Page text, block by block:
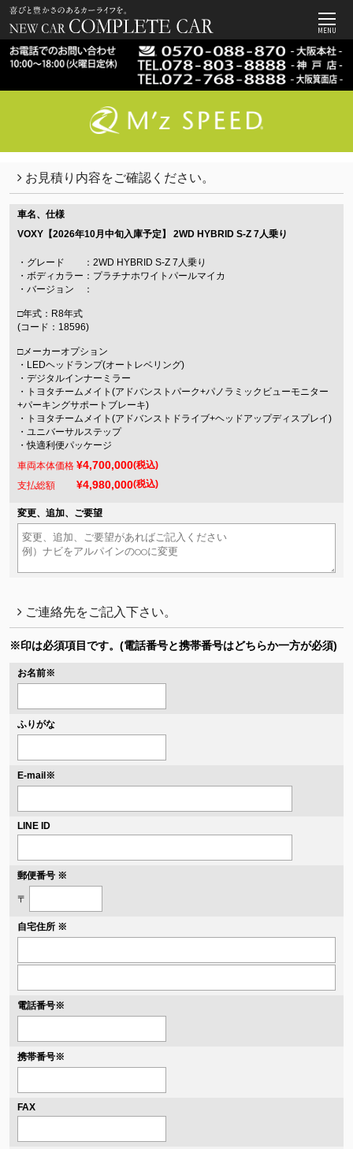
MENU
お見積り内容をご確認ください。
車名、仕様
VOXY【2026年10月中旬入庫予定】 2WD HYBRID S-Z 7人乗り
・グレード ：2WD HYBRID S-Z 7人乗り
・ボディカラー：プラチナホワイトパールマイカ
・バージョン ：
□年式：R8年式
(コード：18596)
□メーカーオプション
・LEDヘッドランプ(オートレベリング)
・デジタルインナーミラー
・トヨタチームメイト(アドバンストパーク+パノラミックビューモニター
+パーキングサポートブレーキ)
・トヨタチームメイト(アドバンストドライブ+ヘッドアップディスプレイ)
・ユニバーサルステップ
・快適利便パッケージ
車両本体価格 ¥4,700,000(税込)
支払総額 ¥4,980,000(税込)
変更、追加、ご要望
ご連絡先をご記入下さい。
※印は必須項目です。 (電話番号と携帯番号はどちらか一方が必須)
お名前※
ふりがな
E-mail ※
LINE ID
郵便番号 ※
〒
自宅住所 ※
電話番号※
携帯番号※
FAX